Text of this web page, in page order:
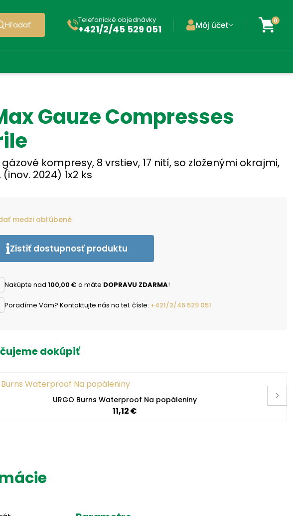
Hľadať Telefonické objednávky
+421/2/45 529 051 Môj účet 0
Gauze Compresses
kompresy, 8 vrstiev, 17 nití, so zloženými okrajmi,
2024) 1x2 ks
medzi obľúbené
Zistiť dostupnosť produktu
Nakúpte nad 100,00 € a máte DOPRAVU ZDARMA!
Poradíme Vám? Kontaktujte nás na tel. čísle: +421/2/45 529 051
dokúpiť
URGO Burns Waterproof Na popáleniny
11,12 €